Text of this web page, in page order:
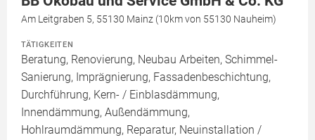
Am Leitgraben 5, 55130 Mainz (10km von 55130 Nauheim)
TÄTIGKEITEN
Beratung, Renovierung, Neubau Arbeiten, Schimmel-
Sanierung, Imprägnierung, Fassadenbeschichtung,
Durchführung, Kern- / Einblasdämmung,
Innendämmung, Außendämmung,
Hohlraumdämmung, Reparatur, Neuinstallation /